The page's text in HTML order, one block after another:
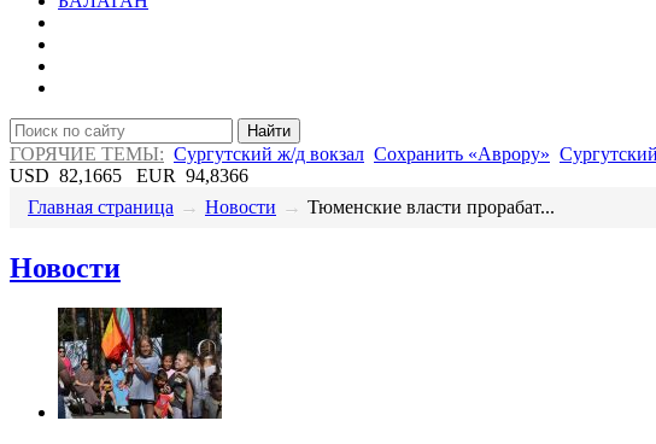
Найти
ГОРЯЧИЕ ТЕМЫ: Сургутский ж/д вокзал Сохранить «Аврору»
USD 82,1665 EUR 94,8366
Главная страница → Новости → ​Тюменские власти прорабат...
Новости